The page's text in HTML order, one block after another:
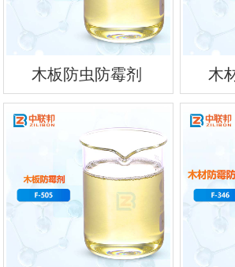
木板防虫防霉剂 木